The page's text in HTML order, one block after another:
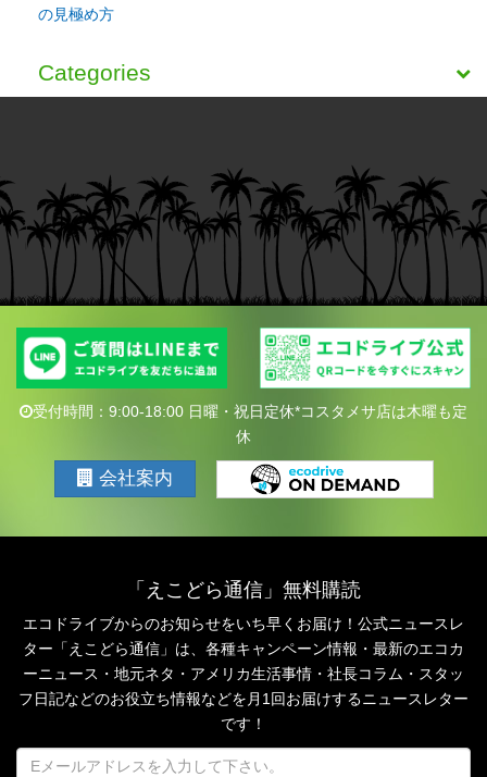
の見極め方
Categories
受付時間：9:00-18:00 日曜・祝日定休*コスタメサ店は木曜も定
休
会社案内
「えこどら通信」無料購読
エコドライブからのお知らせをいち早くお届け！公式ニュースレ
ター「えこどら通信」は、 各種キャンペーン情報・最新のエコカ
ーニュース・地元ネタ・アメリカ生活事情・社長コラム・ スタッ
フ日記などのお役立ち情報などを月1回お届けするニュースレター
です！